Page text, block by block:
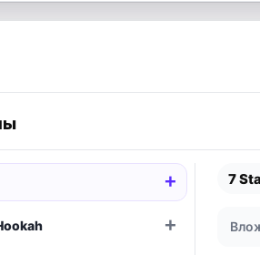
+Раскрыть
+Раскрыть
7